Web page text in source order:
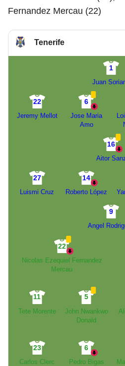
Fernandez Mercau (22)
Tenerife
1
Juan
22
Jeremy Mellot
6
Jose Maria
Amo
16
Aitor
27
Luismi Cruz
14
Roberto López
9
Angel
22
Nicolas Ezequiel Fernandez
Mercau
11
Tete Morente
5
John Nwankwo
Donald
23
Carlos Clerc
6
Pedro Bigas